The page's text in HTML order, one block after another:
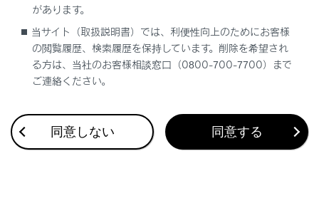
チャイルドシート
オートアラーム
SRS エアバッグ
このページは役に立ちましたか？
があります。
当サイト（取扱説明書）では、利便性向上のためにお客様
の閲覧履歴、検索履歴を保持しています。削除を希望され
る方は、当社のお客様相談窓口（0800-700-7700）まで
ご連絡ください。
同意しない 同意する